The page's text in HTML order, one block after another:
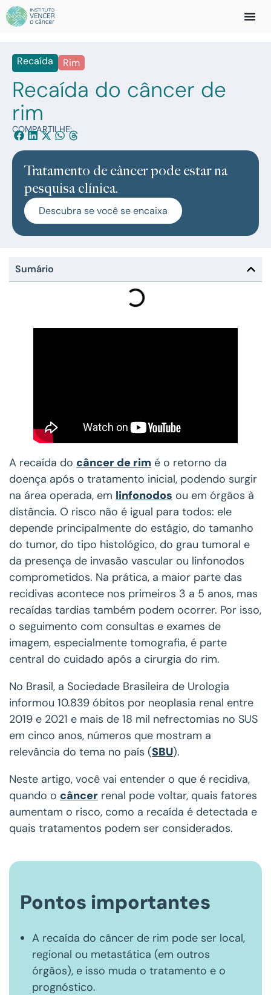
Recaída Rim
Recaída do câncer de
rim
COMPARTILHE:
Tratamento de câncer pode estar na
pesquisa clínica.
Descubra se você se encaixa
Sumário
A recaída do câncer de rim é o retorno da
doença após o tratamento inicial, podendo surgir
na área operada, em linfonodos ou em órgãos à
distância. O risco não é igual para todos: ele
depende principalmente do estágio, do tamanho
do tumor, do tipo histológico, do grau tumoral e
da presença de invasão vascular ou linfonodos
comprometidos. Na prática, a maior parte das
recidivas acontece nos primeiros 3 a 5 anos, mas
recaídas tardias também podem ocorrer. Por isso,
o seguimento com consultas e exames de
imagem, especialmente tomografia, é parte
central do cuidado após a cirurgia do rim.
No Brasil, a Sociedade Brasileira de Urologia
informou 10.839 óbitos por neoplasia renal entre
2019 e 2021 e mais de 18 mil nefrectomias no SUS
em cinco anos, números que mostram a
relevância do tema no país (SBU).
Neste artigo, você vai entender o que é recidiva,
quando o câncer renal pode voltar, quais fatores
aumentam o risco, como a recaída é detectada e
quais tratamentos podem ser considerados.
Pontos importantes
A recaída do câncer de rim pode ser local,
regional ou metastática (em outros
órgãos), e isso muda o tratamento e o
prognóstico.